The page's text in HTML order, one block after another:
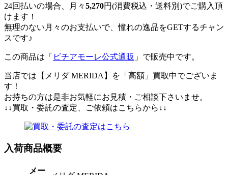
24回払いの場合、月々5,270円(消費税込・送料別)でご購入頂
けます！
無理のない月々のお支払いで、憧れの逸品をGETするチャン
スです♪
この商品は「 ビチアモーレ公式通販 」で販売中です。
当店では【メリダ MERIDA】を「高額」買取中でございま
す！
お持ちの方は是非お気軽にお見積・ご相談下さいませ。
↓↓買取・委託の査定、ご依頼はこちらから↓↓
入荷商品概要
メー